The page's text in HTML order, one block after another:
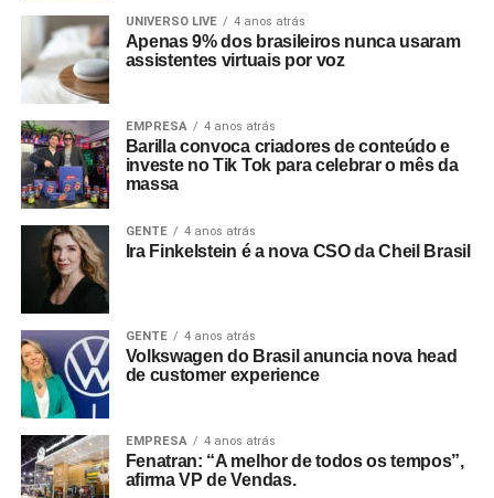
UNIVERSO LIVE 4 anos atrás
Apenas 9% dos brasileiros nunca usaram
assistentes virtuais por voz
EMPRESA 4 anos atrás
Barilla convoca criadores de conteúdo e
investe no Tik Tok para celebrar o mês da
massa
GENTE 4 anos atrás
Ira Finkelstein é a nova CSO da Cheil Brasil
GENTE 4 anos atrás
Volkswagen do Brasil anuncia nova head
de customer experience
EMPRESA 4 anos atrás
Fenatran: “A melhor de todos os tempos”,
afirma VP de Vendas.